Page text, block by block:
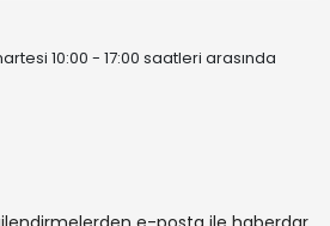
10:00 - 17:00 saatleri arasında